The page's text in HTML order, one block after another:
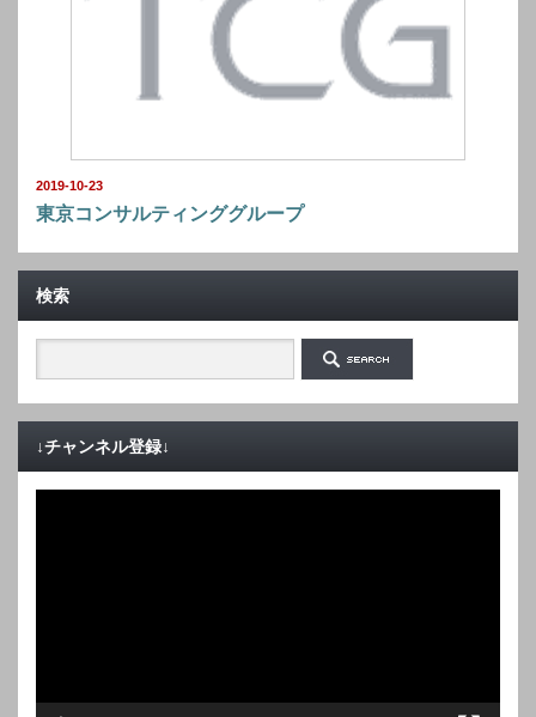
2019-10-23
東京コンサルティンググループ
検索
↓チャンネル登録↓